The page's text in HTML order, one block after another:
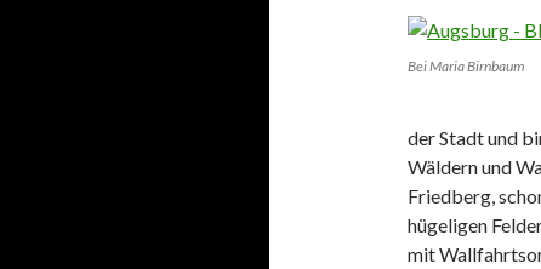
Bei Maria Birnbaum
der Stadt und
Wäldern und
Friedberg,
hügeligen
mit